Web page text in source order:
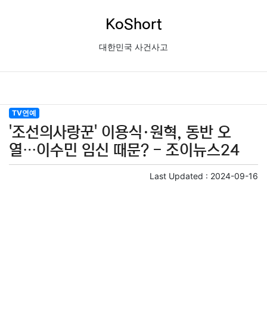
KoShort
대한민국 사건사고
TV연예
'조선의사랑꾼' 이용식·원혁, 동반 오
열…이수민 임신 때문? - 조이뉴스24
Last Updated : 2024-09-16